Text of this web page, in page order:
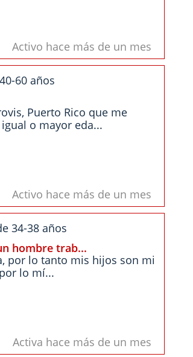
Activo hace más de un mes
60 años
Puerto Rico que me
o mayor eda...
Activo hace más de un mes
34-38 años
hombre trab...
por lo tanto mis hijos son mi
lo mí...
Activa hace más de un mes